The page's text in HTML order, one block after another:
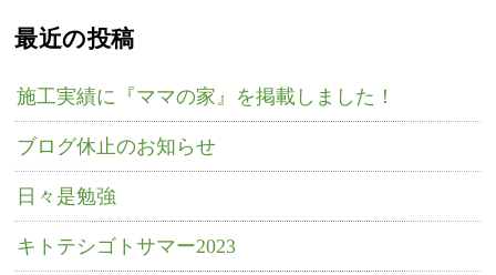
最近の投稿
施工実績に『ママの家』を掲載しました！
ブログ休止のお知らせ
日々是勉強
キトテシゴトサマー2023